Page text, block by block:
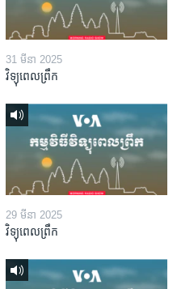
31 មីនា 2025
វិទ្យុពេលព្រឹក
29 មីនា 2025
វិទ្យុពេលព្រឹក